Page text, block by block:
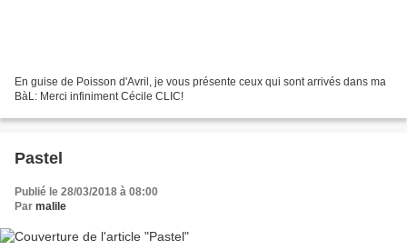
En guise de Poisson d'Avril, je vous présente ceux qui sont arrivés dans ma
BàL: Merci infiniment Cécile CLIC!
Pastel
Publié le 28/03/2018 à 08:00
Par malile